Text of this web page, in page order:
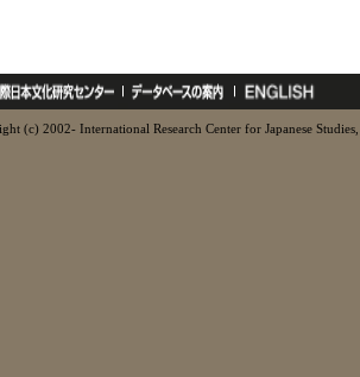
(c) 2002- International Research Center for Japanese